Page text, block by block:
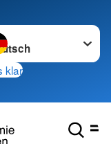
wechseln zu
klar